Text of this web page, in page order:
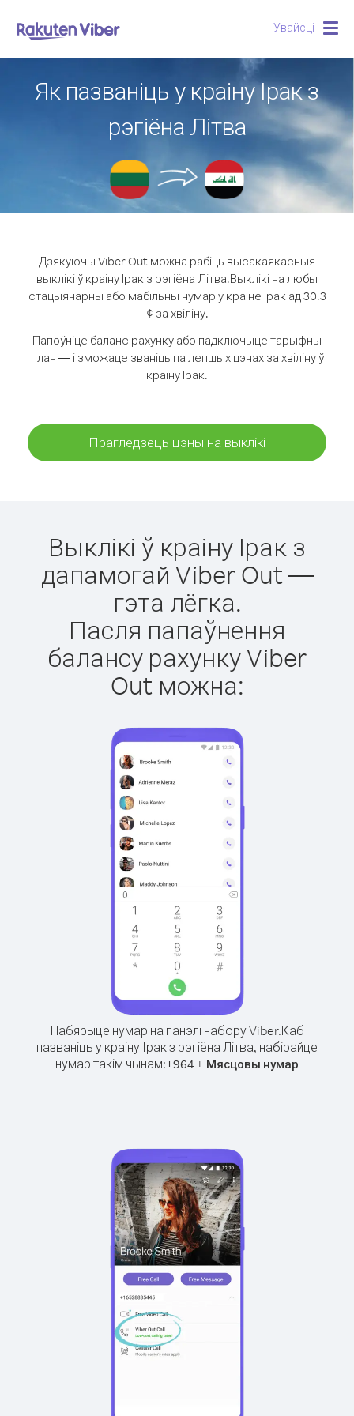
Увайсці
Як пазваніць у краіну Ірак з
рэгіёна Літва
Дзякуючы Viber Out можна рабіць высакаякасныя
выклікі ў краіну Ірак з рэгіёна Літва.Выклікі на любы
стацыянарны або мабільны нумар у краіне Ірак ад 30.3
¢ за хвіліну.
Папоўніце баланс рахунку або падключыце тарыфны
план — і зможаце званіць па лепшых цэнах за хвіліну ў
краіну Ірак.
Прагледзець цэны на выклікі
Выклікі ў краіну Ірак з
дапамогай Viber Out —
гэта лёгка.
Пасля папаўнення
балансу рахунку Viber
Out можна:
Набярыце нумар на панэлі набору Viber.Каб
пазваніць у краіну Ірак з рэгіёна Літва, набірайце
нумар такім чынам:+964 + Мясцовы нумар